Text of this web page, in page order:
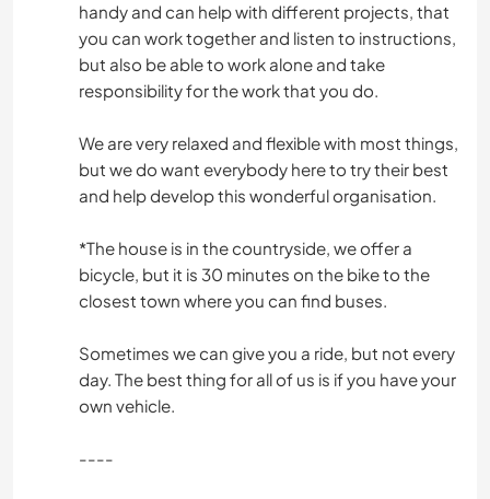
handy and can help with different projects, that
you can work together and listen to instructions,
but also be able to work alone and take
responsibility for the work that you do.
We are very relaxed and flexible with most things,
but we do want everybody here to try their best
and help develop this wonderful organisation.
*The house is in the countryside, we offer a
bicycle, but it is 30 minutes on the bike to the
closest town where you can find buses.
Sometimes we can give you a ride, but not every
day. The best thing for all of us is if you have your
own vehicle.
----